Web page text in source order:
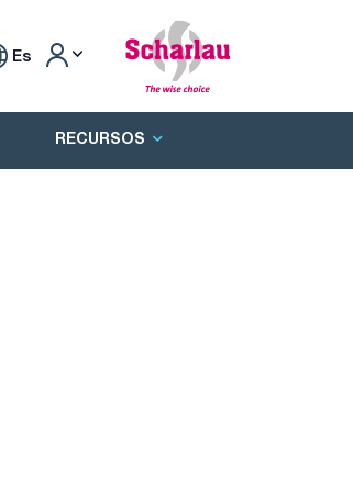
Es
RECURSOS